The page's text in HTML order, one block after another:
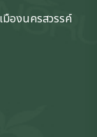
มืองนครสวรรค์